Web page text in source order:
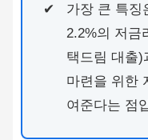
가장 큰 특징
2.2%의 저금
택드림 대출)
마련을 위한
여준다는 점